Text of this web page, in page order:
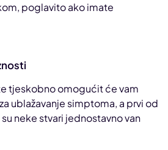
poglavito ako imate
tjeskobno omogućit će vam
ublažavanje simptoma, a prvi od
neke stvari jednostavno van